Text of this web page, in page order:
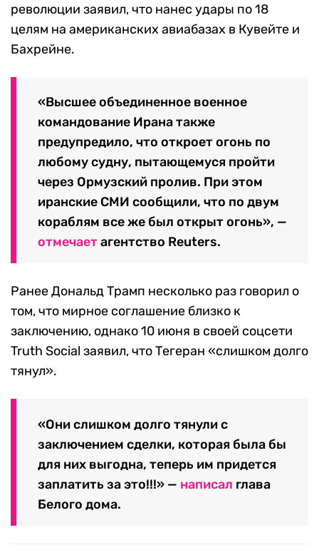
революции заявил, что нанес удары по 18
целям на американских авиабазах в Кувейте и
Бахрейне.
«Высшее объединенное военное
командование Ирана также
предупредило, что откроет огонь по
любому судну, пытающемуся пройти
через Ормузский пролив. При этом
иранские СМИ сообщили, что по двум
кораблям все же был открыт огонь», —
отмечаетагентство Reuters.
Ранее Дональд Трамп несколько раз говорил о
том, что мирное соглашение близко к
заключению, однако 10 июня в своей соцсети
Truth Social заявил, что Тегеран «слишком долго
тянул».
«Они слишком долго тянули с
заключением сделки, которая была бы
для них выгодна, теперь им придется
заплатить за это!!!» — написал глава
Белого дома.